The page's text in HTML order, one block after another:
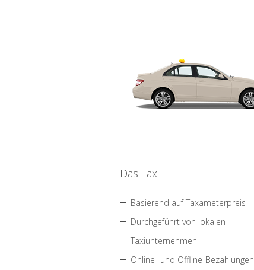
Das Taxi
Basierend auf Taxameterpreis
Durchgeführt von lokalen
Taxiunternehmen
Online- und Offline-Bezahlungen